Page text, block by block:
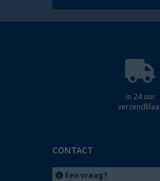
In 24 uur
CONTACT
Een vraag?